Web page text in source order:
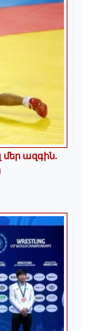
մեր ազգին.